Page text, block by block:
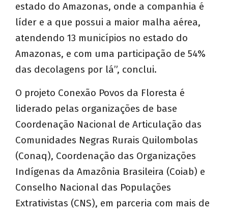
estado do Amazonas, onde a companhia é
líder e a que possui a maior malha aérea,
atendendo 13 municípios no estado do
Amazonas, e com uma participação de 54%
das decolagens por lá”, conclui.
O projeto Conexão Povos da Floresta é
liderado pelas organizações de base
Coordenação Nacional de Articulação das
Comunidades Negras Rurais Quilombolas
(Conaq), Coordenação das Organizações
Indígenas da Amazônia Brasileira (Coiab) e
Conselho Nacional das Populações
Extrativistas (CNS), em parceria com mais de